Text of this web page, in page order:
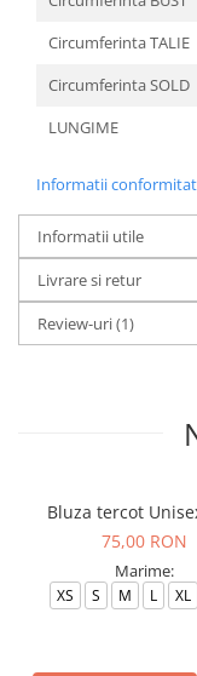
Circumferinta TALIE
Circumferinta SOLD
LUNGIME
Informatii
Informatii utile
Livrare si retur
Review-uri(1)
Bluza tercot
75,00 RON
Marime:
XS S M L XL